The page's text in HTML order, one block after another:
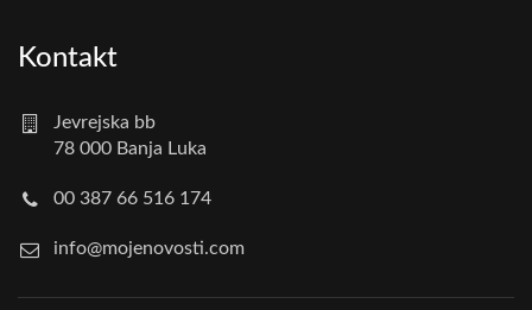
Kontakt
Jevrejska bb
78 000 Banja Luka
00 387 66 516 174
info@mojenovosti.com